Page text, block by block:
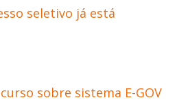
seletivo já está
sobre sistema E-GOV